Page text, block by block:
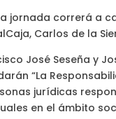
jornada correrá a
Carlos de la
José Seseña y
“La
jurídicas
en el ámbito